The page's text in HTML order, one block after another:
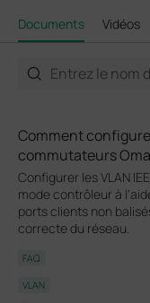
Documents Vidéos
Comment
commutateurs
Configurer les VLAN
mode contrôleur à
ports clients non
correcte du réseau.
FAQ
VLAN